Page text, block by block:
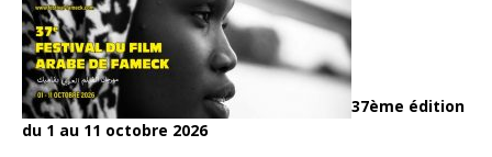
37ème édition
du 1 au 11 octobre 2026